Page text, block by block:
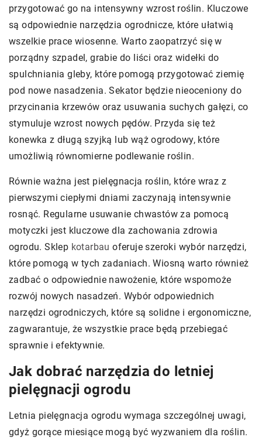
przygotować go na intensywny wzrost roślin. Kluczowe
są odpowiednie narzędzia ogrodnicze, które ułatwią
wszelkie prace wiosenne. Warto zaopatrzyć się w
porządny szpadel, grabie do liści oraz widełki do
spulchniania gleby, które pomogą przygotować ziemię
pod nowe nasadzenia. Sekator będzie nieoceniony do
przycinania krzewów oraz usuwania suchych gałęzi, co
stymuluje wzrost nowych pędów. Przyda się też
konewka z długą szyjką lub wąż ogrodowy, które
umożliwią równomierne podlewanie roślin.
Równie ważna jest pielęgnacja roślin, które wraz z
pierwszymi ciepłymi dniami zaczynają intensywnie
rosnąć. Regularne usuwanie chwastów za pomocą
motyczki jest kluczowe dla zachowania zdrowia
ogrodu. Sklep kotarbau oferuje szeroki wybór narzędzi,
które pomogą w tych zadaniach. Wiosną warto również
zadbać o odpowiednie nawożenie, które wspomoże
rozwój nowych nasadzeń. Wybór odpowiednich
narzędzi ogrodniczych, które są solidne i ergonomiczne,
zagwarantuje, że wszystkie prace będą przebiegać
sprawnie i efektywnie.
Jak dobrać narzędzia do letniej
pielęgnacji ogrodu
Letnia pielęgnacja ogrodu wymaga szczególnej uwagi,
gdyż gorące miesiące mogą być wyzwaniem dla roślin.